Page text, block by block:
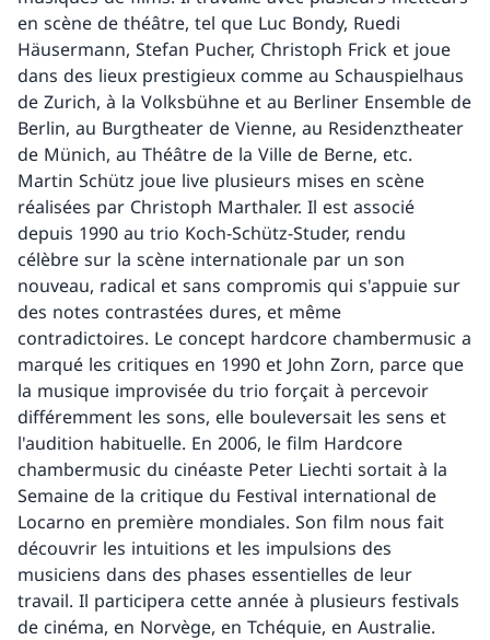
en scène de théâtre, tel que Luc Bondy, Ruedi
Häusermann, Stefan Pucher, Christoph Frick et joue
dans des lieux prestigieux comme au Schauspielhaus
de Zurich, à la Volksbühne et au Berliner Ensemble de
Berlin, au Burgtheater de Vienne, au Residenztheater
de Münich, au Théâtre de la Ville de Berne, etc.
Martin Schütz joue live plusieurs mises en scène
réalisées par Christoph Marthaler. Il est associé
depuis 1990 au trio Koch-Schütz-Studer, rendu
célèbre sur la scène internationale par un son
nouveau, radical et sans compromis qui s'appuie sur
des notes contrastées dures, et même
contradictoires. Le concept hardcore chambermusic a
marqué les critiques en 1990 et John Zorn, parce que
la musique improvisée du trio forçait à percevoir
différemment les sons, elle bouleversait les sens et
l'audition habituelle. En 2006, le film Hardcore
chambermusic du cinéaste Peter Liechti sortait à la
Semaine de la critique du Festival international de
Locarno en première mondiales. Son film nous fait
découvrir les intuitions et les impulsions des
musiciens dans des phases essentielles de leur
travail. Il participera cette année à plusieurs festivals
de cinéma, en Norvège, en Tchéquie, en Australie.